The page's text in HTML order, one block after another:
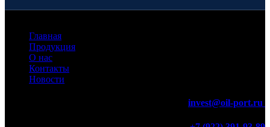
Главная
Продукция
О нас
Контакты
Новости
invest@oil-port.ru